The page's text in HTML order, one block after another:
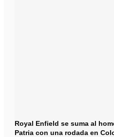
Royal Enfield se suma al
Patria con una rodada en